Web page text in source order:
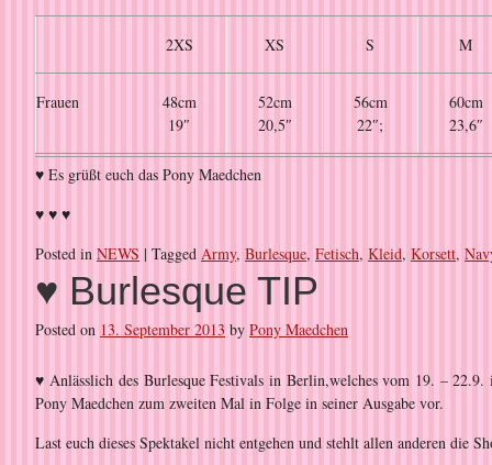
2XS XS S M
Frauen
48cm
19″
52cm
20,5″
56cm
22″;
60cm
23,6″
♥ Es grüßt euch das Pony Maedchen
♥ ♥ ♥
Posted in NEWS | Tagged Army, Burlesque, Fetisch, Kleid, Korsett,
♥ Burlesque TIP
Posted on 13. September 2013 by Pony Maedchen
♥Anlässlich des Burlesque Festivals in Berlin,welches vom 19. –
Pony Maedchen zum zweiten Mal in Folge in seiner Ausgabe vor.
Last euch dieses Spektakel nicht entgehen und stehlt allen anderen die